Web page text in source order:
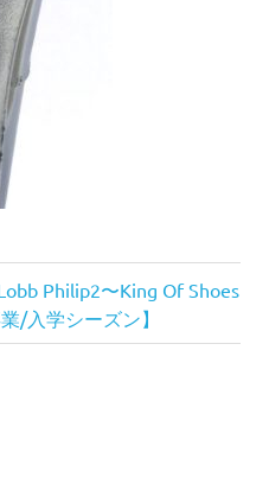
Philip2〜King Of Shoes
/入学シーズン】